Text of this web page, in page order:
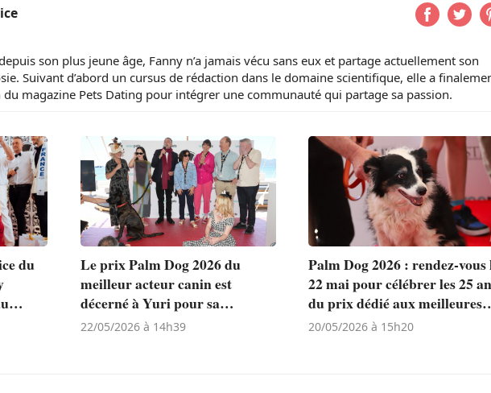
son plus jeune âge, Fanny n’a jamais vécu sans eux et partage actuellement son
Suivant d’abord un cursus de rédaction dans le domaine scientifique, elle a
magazine Pets Dating pour intégrer une communauté qui partage sa passion.
du
Le prix Palm Dog 2026 du
meilleur acteur canin est
décerné à Yuri pour sa
touchante performance dans «
22/05/2026 à 14h39
Palm Dog 2026 : rendez-vous
22 mai pour célébrer les 25
du prix dédié aux meilleures
performances canines du
20/05/2026 à 15h20